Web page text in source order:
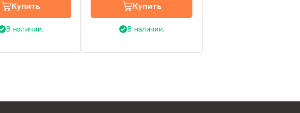
Купить
В наличии.
Купить
В наличии.